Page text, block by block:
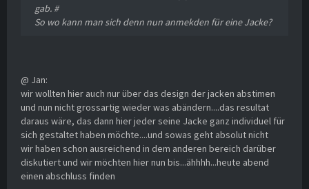
gab. #
So wo kann man sich denn nun anmekden für eine Jacke?
@ Jan:
wir wollten hier auch nur über das design der jacken abstimen
und nun nicht grossartig wieder was abändern....das resultat
daraus wäre, das dann hier jeder seine Jacke ganz individuel für
sich gestaltet haben möchte....und sowas geht absolut nicht
wir haben schon ausreichend in dem anderen bereich darüber
diskutiert und wir möchten hier nun bis...ähhhh...heute abend
einen abschluss finden